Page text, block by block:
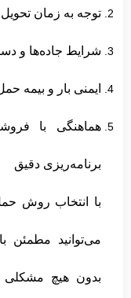
توجه به زمان
شرایط جاده‌ها و
ایمنی بار و بیمه
هماهنگی با
برنامه‌ریزی دقیق
با انتخاب روش
می‌توانید مطمئن
بدون هیچ مشکلی